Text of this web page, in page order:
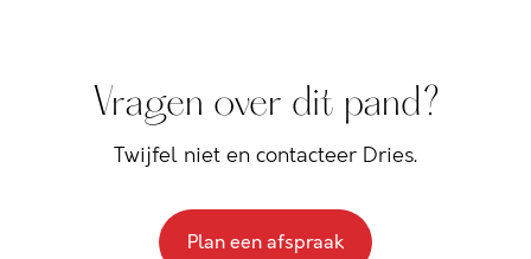
Vragen over dit pand?
Twijfel niet en contacteer Dries.
Plan een afspraak